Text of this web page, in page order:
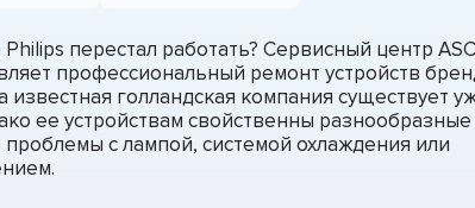
перестал работать? Сервисный центр
профессиональный ремонт устройств
известная голландская компания существует
ее устройствам свойственны разнообразные
с лампой, системой охлаждения или